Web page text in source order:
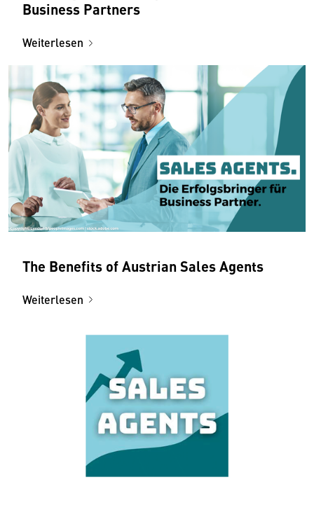
Business Partners
Weiterlesen
The Benefits of Austrian Sales Agents
Weiterlesen